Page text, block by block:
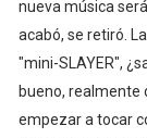
nueva música será
acabó, se retiró.
"mini-SLAYER",
bueno, realmente
empezar a tocar